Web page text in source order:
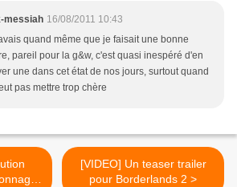
messiah 16/08/2011 10:43
quand même que je faisait une bonne
pareil pour la g&w, c'est quasi inespéré d'en
une dans cet état de nos jours, surtout quand
pas mettre trop chère
[VIDEO] Un teaser trailer
pour Borderlands 2 >